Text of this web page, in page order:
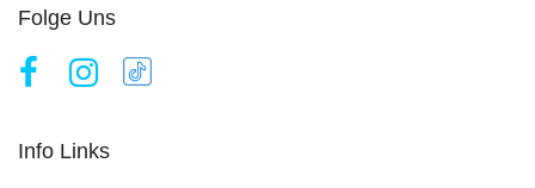
Folge Uns
Info Links